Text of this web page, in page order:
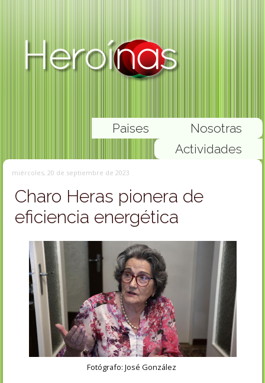
Nosotras
Paises
Actividades
miércoles, 20 de septiembre de 2023
Charo Heras pionera de
eficiencia energética
Fotógrafo: José González